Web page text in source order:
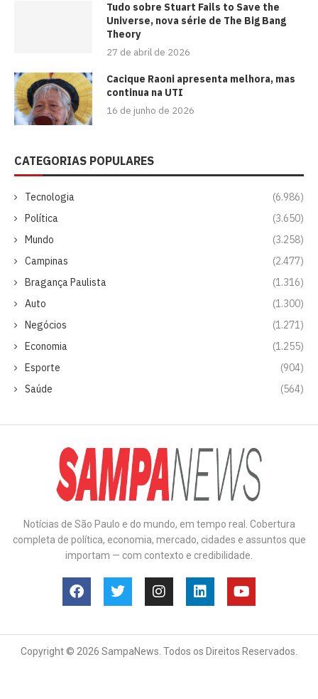
Tudo sobre Stuart Fails to Save the
Universe, nova série de The Big Bang
Theory
27 de abril de 2026
Cacique Raoni apresenta melhora, mas
continua na UTI
16 de junho de 2026
CATEGORIAS POPULARES
Tecnologia
(6.986)
Política
(3.650)
Mundo
(3.258)
Campinas
(2.477)
Bragança Paulista
(1.316)
Auto
(1.300)
Negócios
(1.271)
Economia
(1.255)
Esporte
(904)
Saúde
(564)
Notícias de São Paulo e do mundo, em tempo real. Cobertura
completa de política, economia, mercado, cidades e assuntos que
importam — com contexto e credibilidade.
Copyright © 2026 SampaNews. Todos os Direitos Reservados.